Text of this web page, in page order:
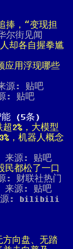
捧，“变现担
街见闻
却各自握拳尴
应用浮现哪些
源: 贴吧
: 贴吧
(5条)
2%，大模型
，机器人概念
源: 贴吧
民都松了一口
: 财联社热门
源: 贴吧
源: bilibili
向盘、无踏